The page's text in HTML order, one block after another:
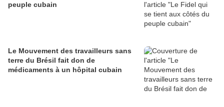
peuple cubain
Le Mouvement des travailleurs sans
terre du Brésil fait don de
médicaments à un hôpital cubain